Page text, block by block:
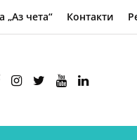
„Аз чета“ Контакти